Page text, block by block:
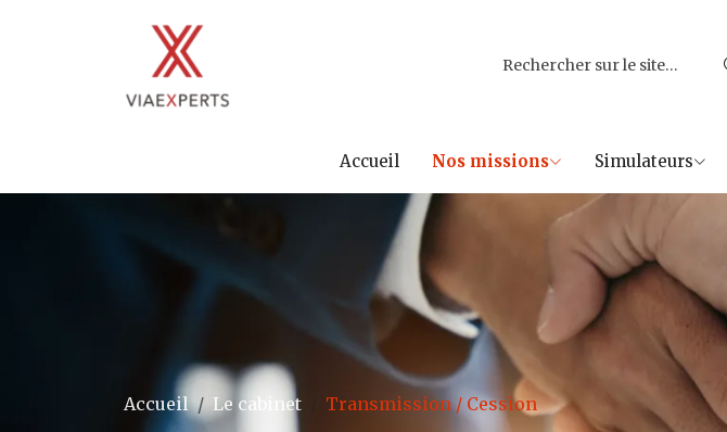
Accueil Nos missions Simulateurs
Accueil Le cabinet Transmission / Cession